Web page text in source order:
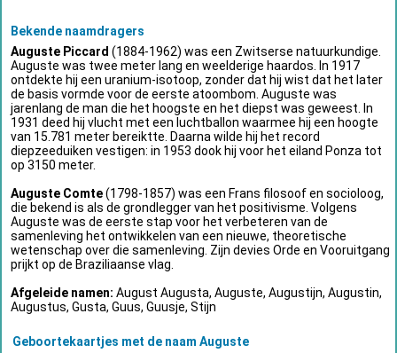
Bekende naamdragers
Auguste Piccard (1884-1962) was een Zwitserse natuurkundige.
Auguste was twee meter lang en weelderige haardos. In 1917
ontdekte hij een uranium-isotoop, zonder dat hij wist dat het later
de basis vormde voor de eerste atoombom. Auguste was
jarenlang de man die het hoogste en het diepst was geweest. In
1931 deed hij vlucht met een luchtballon waarmee hij een hoogte
van 15.781 meter bereiktte. Daarna wilde hij het record
diepzeeduiken vestigen: in 1953 dook hij voor het eiland Ponza tot
op 3150 meter.
Auguste Comte(1798-1857) was een Frans filosoof en socioloog,
die bekend is als de grondlegger van het positivisme. Volgens
Auguste was de eerste stap voor het verbeteren van de
samenleving het ontwikkelen van een nieuwe, theoretische
wetenschap over die samenleving. Zijn devies Orde en Vooruitgang
prijkt op de Braziliaanse vlag.
Afgeleide namen: August Augusta, Auguste, Augustijn, Augustin,
Augustus, Gusta, Guus, Guusje, Stijn
Geboortekaartjes met de naam Auguste